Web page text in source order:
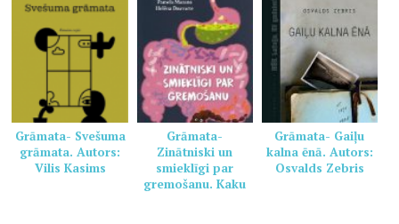
Grāmata- Svešuma
grāmata. Autors:
Vilis Kasims
Grāmata-
Zinātniski un
smieklīgi par
gremošanu. Kaku
Grāmata- Gaiļu
kalna ēnā. Autors:
Osvalds Zebris